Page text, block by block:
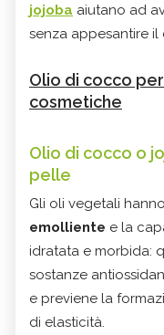
jojoba aiutano ad
senza appesantire
Olio di cocco
cosmetiche
Olio di cocco o
pelle
Gli oli vegetali
emolliente e la
idratata e morbida:
sostanze
e previene la
di elasticità.